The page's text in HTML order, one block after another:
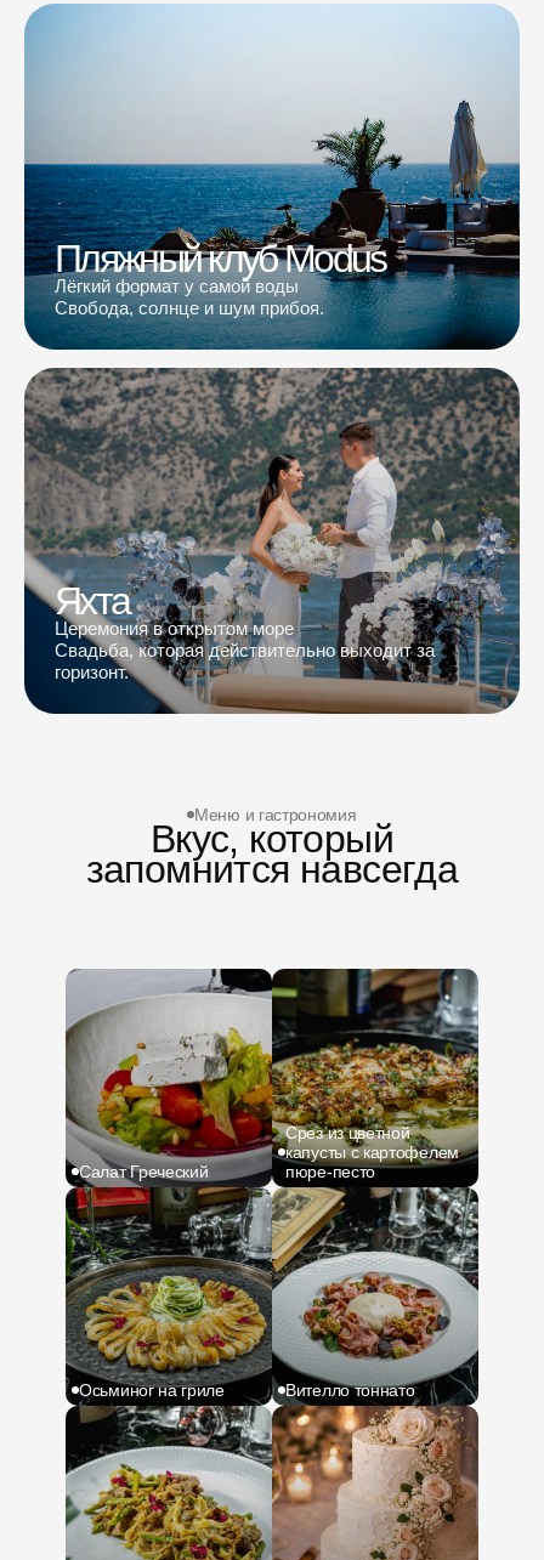
Пляжный клуб Modus
Лёгкий формат у самой воды
Свобода, солнце и шум прибоя.
Яхта
Церемония в открытом море
Свадьба, которая действительно выходит за
горизонт.
Меню и гастрономия
Вкус, который
запомнится навсегда
Салат Греческий
Срез из цветной
капусты с картофелем
пюре-песто
Осьминог на гриле Вителло тоннато